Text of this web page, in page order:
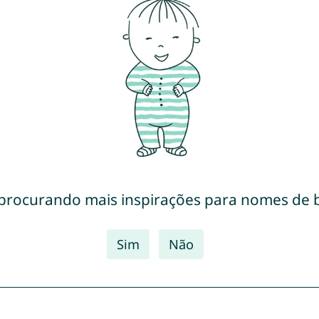
mais inspirações para nomes de
Sim Não